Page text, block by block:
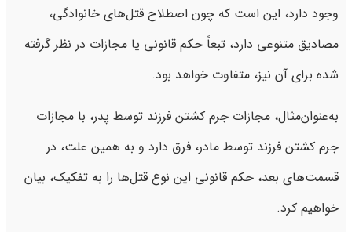
وجود دارد، این است که چون اصطلاح قتل‌های خانوادگی،
مصادیق متنوعی دارد، تبعاً حکم قانونی یا مجازات در نظر گرفته
شده برای آن نیز، متفاوت خواهد بود.
به‌عنوان‌مثال، مجازات جرم کشتن فرزند توسط پدر، با مجازات
جرم کشتن فرزند توسط مادر، فرق دارد و به همین علت، در
قسمت‌های بعد، حکم قانونی این نوع قتل‌ها را به تفکیک، بیان
خواهیم کرد.